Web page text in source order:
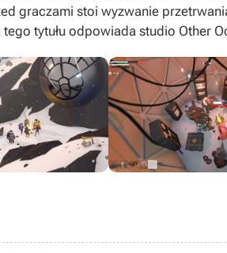
graczami stoi wyzwanie
tytułu odpowiada studio Other